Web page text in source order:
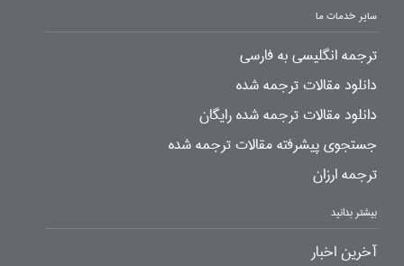
سایر خدمات ما
ترجمه انگلیسی به فارسی
دانلود مقالات ترجمه شده
دانلود مقالات ترجمه شده رایگان
جستجوی پیشرفته مقالات ترجمه شده
ترجمه ارزان
بیشتر بدانید
آخرین اخبار